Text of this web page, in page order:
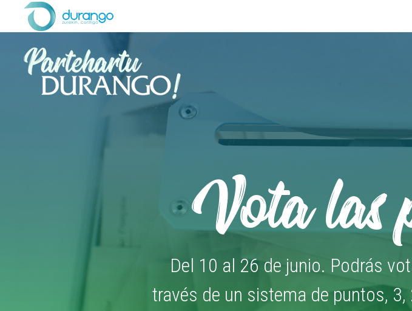
Vota las
Del 10 al 26 de junio. Podrás
través de un sistema de puntos,